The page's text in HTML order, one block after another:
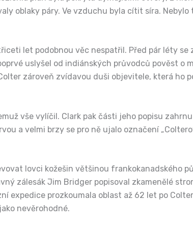
oblaky páry. Ve vzduchu byla cítit síra.
let podobnou věc nespatřil. Před pár léty se
uslyšel od indiánských průvodců pověst o
zároveň zvídavou duši objevitele, která ho
vše vylíčil. Clark pak části jeho popisu
a velmi brzy se pro ně ujalo označení
lovci kožešin většinou frankokanadského
zálesák Jim Bridger popisoval zkamenělé
expedice prozkoumala oblast až 62 let po
nevěrohodné.